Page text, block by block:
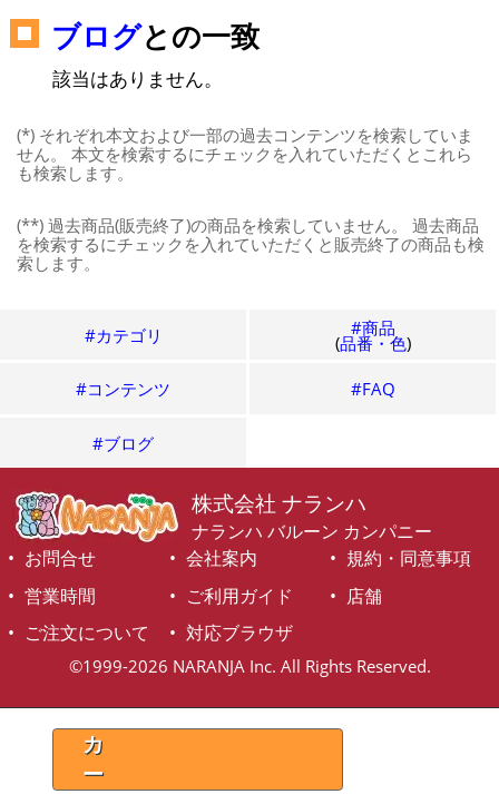
カ
ー
ブログとの一致
該当はありません。
(*) それぞれ本文および一部の過去コンテンツを検索していま
せん。 本文を検索するにチェックを入れていただくとこれら
も検索します。
(**) 過去商品(販売終了)の商品を検索していません。 過去商品
を検索するにチェックを入れていただくと販売終了の商品も検
索します。
#カテゴリ #商品
(品番・色)
#コンテンツ #FAQ
#ブログ
株式会社 ナランハ
ナランハ バルーン カンパニー
お問合せ
会社案内
規約・同意事項
営業時間
ご利用ガイド
店舗
ご注文について
対応ブラウザ
©1999-2026 NARANJA Inc. All Rights Reserved.